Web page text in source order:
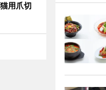
用爪切